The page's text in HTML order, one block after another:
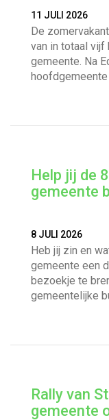
11 JULI 2026
De
van in totaal
gemeente. Na
hoofdgemeente
Help jij de
gemeente
8 JULI 2026
Heb jij zin en
gemeente een
bezoekje te
gemeentelijke
Rally van
gemeente